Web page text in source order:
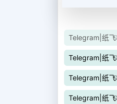
Telegram|纸
Telegram|纸
Telegram|纸
Telegram|纸